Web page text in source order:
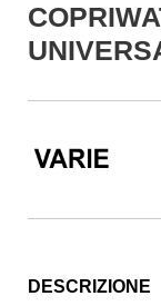
DESCRIZIONE